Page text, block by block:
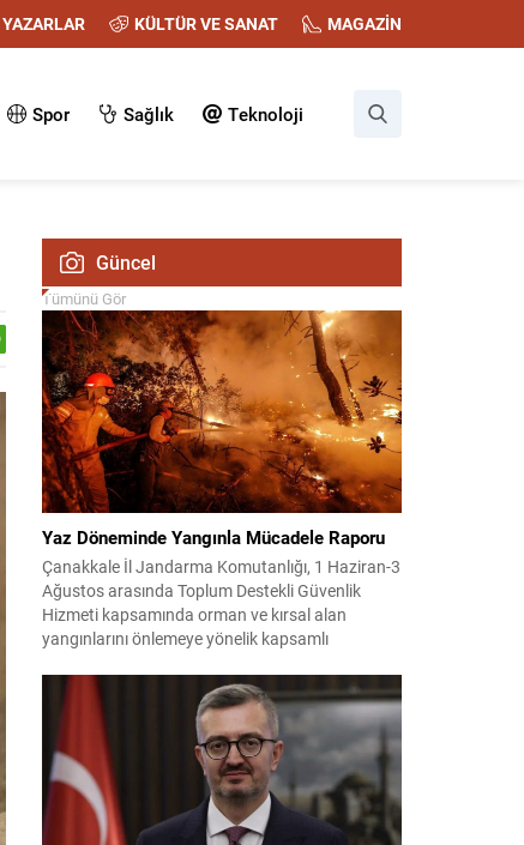
YAZARLAR KÜLTÜR VE SANAT MAGAZİN
Spor Sağlık Teknoloji
Güncel
Tümünü Gör
Yaz Döneminde Yangınla Mücadele Raporu
Çanakkale İl Jandarma Komutanlığı, 1 Haziran-3
Ağustos arasında Toplum Destekli Güvenlik
Hizmeti kapsamında orman ve kırsal alan
yangınlarını önlemeye yönelik kapsamlı
görev yapan 178 tim ve 742 personel, sahada
aktif olarak halkı bilinçlendirdi ve denetim
faaliyetleri gerçekleştirdi. Faaliyetler esnasında
bin 315 biçerdöver ve balya...